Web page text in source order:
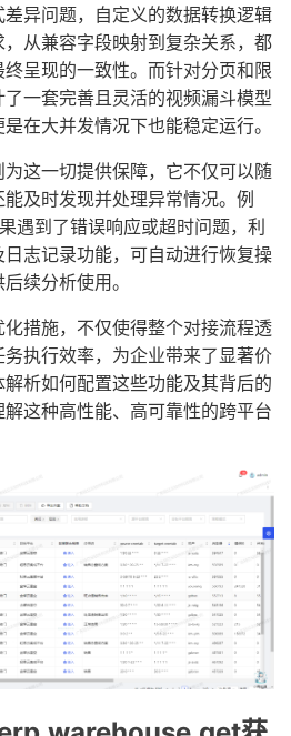
异问题，自定义的数据转换逻辑
从兼容字段映射到复杂关系，都
呈现的一致性。而针对分页和限
一套完善且灵活的视频漏斗模型
在大并发情况下也能稳定运行。
这一切提供保障，它不仅可以随
及时发现并处理异常情况。例
遇到了错误响应或超时问题，利
志记录功能，可自动进行恢复操
续分析使用。
措施，不仅使得整个对接流程透
执行效率，为企业带来了显著价
析如何配置这些功能及其背后的
这种高性能、高可靠性的跨平台